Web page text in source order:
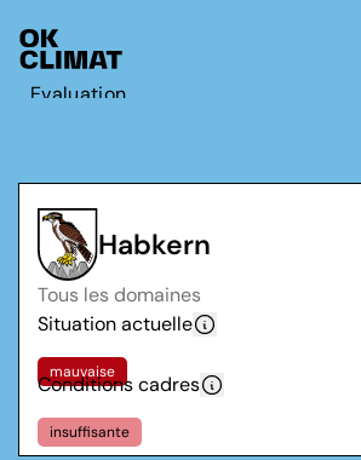
Evaluation
Contact
Français
Deutsch
Habkern
Tous les domaines
Situation actuelle
mauvaise
Conditions cadres
insuffisante